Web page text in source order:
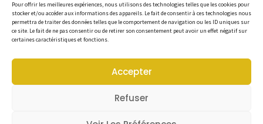
Pour offrir les meilleures expériences, nous utilisons des technologies telles que les cookies pour
stocker et/ou accéder aux informations des appareils. Le fait de consentir à ces technologies nous
permettra de traiter des données telles que le comportement de navigation ou les ID uniques sur
ce site. Le fait de ne pas consentir ou de retirer son consentement peut avoir un effet négatif sur
certaines caractéristiques et fonctions.
Accepter
Refuser
Publications